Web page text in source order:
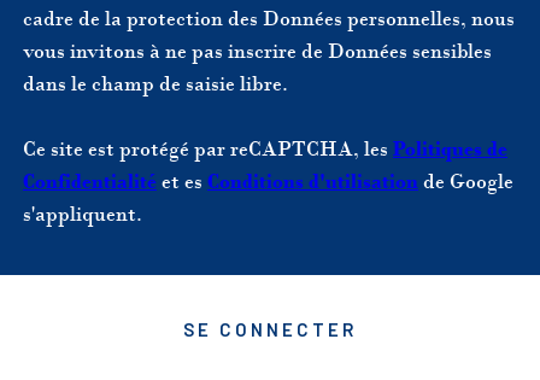
cadre de la protection des Données personnelles, nous
vous invitons à ne pas inscrire de Données sensibles
dans le champ de saisie libre.
Ce site est protégé par reCAPTCHA, les Politiques de
Confidentialitéet es Conditions d'utilisationde Google
s'appliquent.
SE CONNECTER